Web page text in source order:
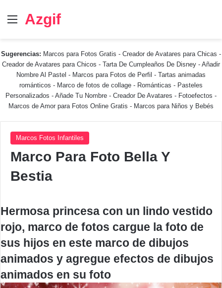
Menú
Azgif
Sugerencias: Marcos para Fotos Gratis - Creador de Avatares para Chicas -
Creador de Avatares para Chicos - Tarta De Cumpleaños De Disney - Añadir
Nombre Al Pastel - Marcos para Fotos de Perfil - Tartas animadas
románticos - Marco de fotos de collage - Románticas - Pasteles
Personalizados - Añade Tu Nombre - Creador De Avatares - Fotoefectos -
Marcos de Amor para Fotos Online Gratis - Marcos para Niños y Bebés
Marcos Fotos Infantiles
Marco Para Foto Bella Y
Bestia
Hermosa princesa con un lindo vestido
rojo, marco de fotos cargue la foto de
sus hijos en este marco de dibujos
animados y agregue efectos de dibujos
animados en su foto